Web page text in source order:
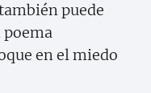
puede
en el miedo